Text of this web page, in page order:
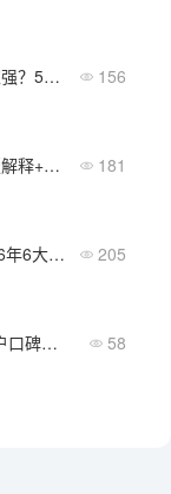
私有化部署即时通讯软件哪家强？5款产品防泄密能力实测 156
什么是即时通讯软件？通俗版解释+企业应用场景 181
开源即时通信哪个好用？2026年6大主流IM横向对比与选型建议 205
局域网IM排行榜：2026年用户口碑最好的方案 58